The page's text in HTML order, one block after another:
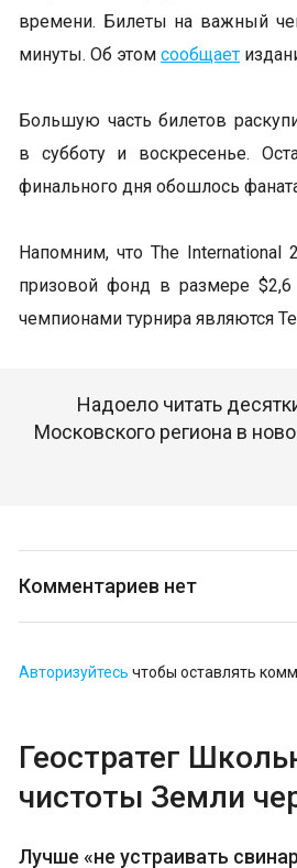
времени. Билеты на важный
минуты. Об этом сообщает
Большую часть билетов
в субботу и воскресенье.
финального дня обошлось
Напомним, что The International
призовой фонд в размере
чемпионами турнира являются
Надоело читать
Московского региона в
Комментариев нет
Авторизуйтесь чтобы оставлять
Геостратег
чистоты Земли
Лучше «не устраивать